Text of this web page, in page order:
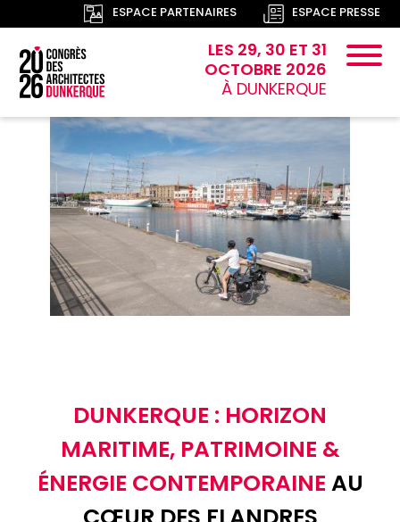
ESPACE PARTENAIRES ESPACE PRESSE
LES 29, 30 ET 31
OCTOBRE 2026
À DUNKERQUE
DUNKERQUE : HORIZON
MARITIME, PATRIMOINE &
ÉNERGIE CONTEMPORAINEAU